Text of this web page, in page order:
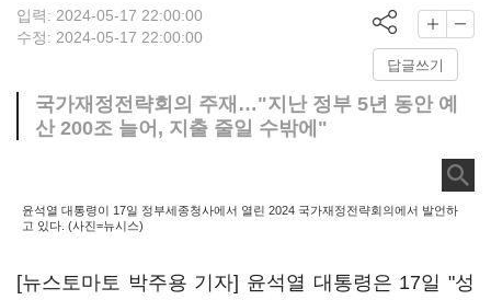
입력: 2024-05-17 22:00:00
수정: 2024-05-17 22:00:00
답글쓰기
국가재정전략회의 주재…"지난 정부 5년 동안 예
산 200조 늘어, 지출 줄일 수밖에"
윤석열 대통령이 17일 정부세종청사에서 열린 2024 국가재정전략회의에서 발언하
고 있다. (사진=뉴시스)
[뉴스토마토 박주용 기자] 윤석열 대통령은 17일 "성